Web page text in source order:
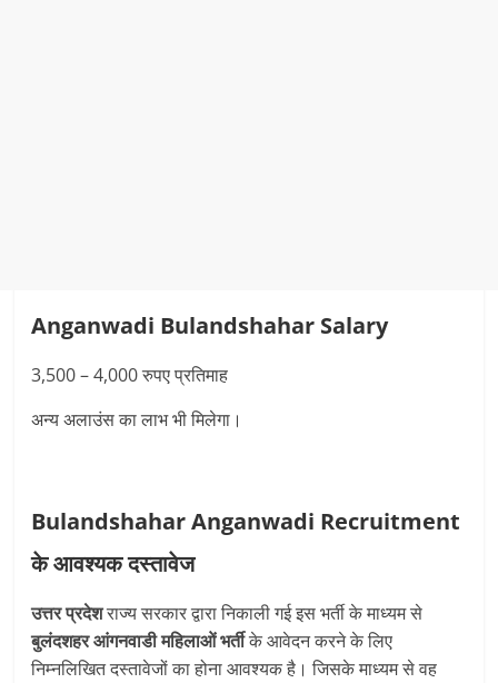
Anganwadi Bulandshahar Salary
3,500 – 4,000 रुपए प्रतिमाह
अन्य अलाउंस का लाभ भी मिलेगा।
Bulandshahar Anganwadi Recruitment
के आवश्यक दस्तावेज
उत्तर प्रदेशराज्य सरकार द्वारा निकाली गई इस भर्ती के माध्यम से
बुलंदशहर आंगनवाडी महिलाओं भर्तीके आवेदन करने के लिए
निम्नलिखित दस्तावेजों का होना आवश्यक है। जिसके माध्यम से वह